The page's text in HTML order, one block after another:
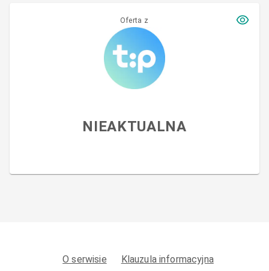
Oferta z
NIEAKTUALNA
O serwisie
Klauzula informacyjna